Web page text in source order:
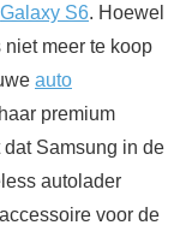
Galaxy S6. Hoewel
meer te koop
auto
premium
Samsung in de
autolader
voor de